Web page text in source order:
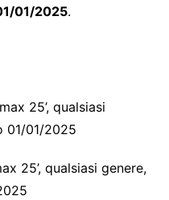
01/2025.
25’, qualsiasi
01/01/2025
25’, qualsiasi genere,